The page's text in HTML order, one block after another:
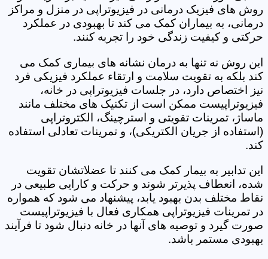
روش های فیزیک درمانی در فیزیوتراپی در منزل و مراکز
درمانی، به بیماران کمک می کند تا بهبودی در عملکرد
حرکتی و کیفیت زندگی خود را تجربه کنند.
این روش نه تنها به درمان نشانه های بیماری کمک می
کند بلکه به تقویت سلامت و ارتقاء عملکرد فیزیکی فرد
نیز اختصاص دارد، در جلسات فیزیوتراپی در خانه،
فیزیوتراپیست ممکن است از تکنیک های مختلف مانند
ماساژ، تمرینات تقویتی و استرچینگ، الکتروتراپی
(استفاده از جریان الکتریکی)، و تمرینات تعادلی استفاده
کند.
این تدابیر به بیمار کمک می کنند تا عضلاتشان تقویت
شده، انعطاف پذیرتر شوند و حرکت و کارایی طبیعی در
نقاط مختلف بدن بهبود یابد، پیشنهاد می شود که همواره
در تمرینات فیزیوتراپی همکاری فعال با فیزیوتراپیست
صورت گیرد و توصیه های آنها در خانه دنبال شود تا فرآیند
بهبودی مستمر باشد.